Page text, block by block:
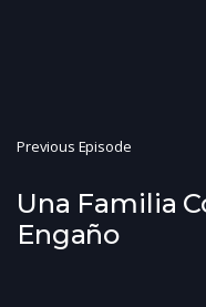
Previous Episode
Una Familia
Engaño